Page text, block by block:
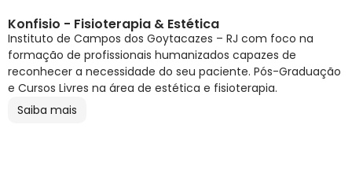
Konfisio - Fisioterapia & Estética
Instituto de Campos dos Goytacazes – RJ com foco na
formação de profissionais humanizados capazes de
reconhecer a necessidade do seu paciente. Pós-Graduação
e Cursos Livres na área de estética e fisioterapia.
Saiba mais